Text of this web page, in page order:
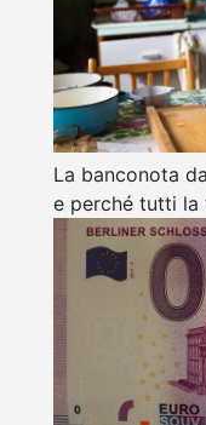
La banconota
e perché tutti la